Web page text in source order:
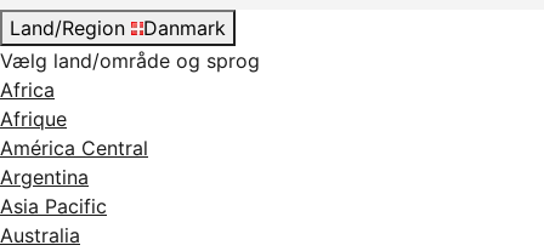
Land/Region
Danmark
Vælg land/område og sprog
Africa
Afrique
América Central
Argentina
Asia Pacific
Australia